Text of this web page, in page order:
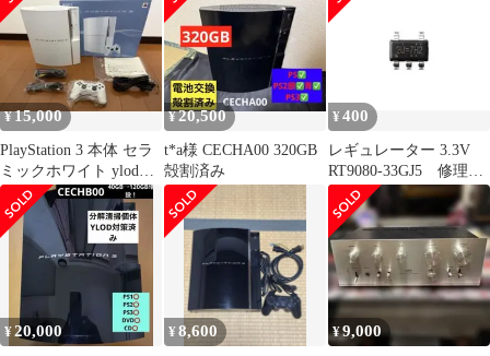
料無料
¥15,000
PlayStation 3 本体 セラ
ミックホワイト ylod対
策 320GB
¥20,500
t*a様 CECHA00 320GB
殻割済み
¥400
レギュレーター 3.3V
RT9080-33GJ5 修理
DIY 電子工作
¥20,000 ¥8,600 ¥9,000